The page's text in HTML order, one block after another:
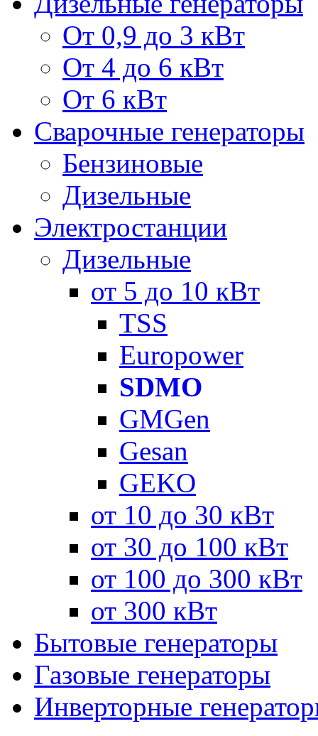
От 0,9 до 3 кВт
От 4 до 6 кВт
От 6 кВт
Сварочные генераторы
Бензиновые
Дизельные
Электростанции
Дизельные
от 5 до 10 кВт
TSS
Europower
SDMO
GMGen
Gesan
GEKO
от 10 до 30 кВт
от 30 до 100 кВт
от 100 до 300 кВт
от 300 кВт
Бытовые генераторы
Газовые генераторы
Инверторные